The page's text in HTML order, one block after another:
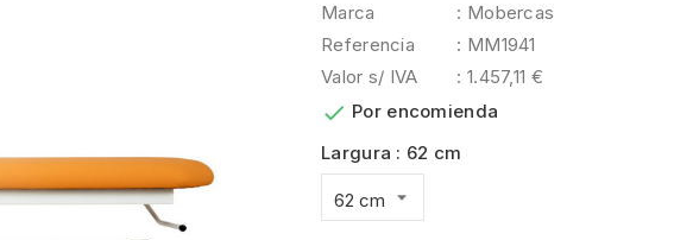
Marca
: Mobercas
Referencia
: MM1941
Valor s/ IVA
: 1.457,11 €
 Por encomienda
Largura : 62 cm